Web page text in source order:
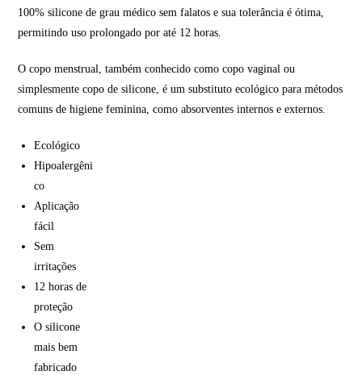
100% silicone de grau médico sem falatos e sua tolerância é ótima,
permitindo uso prolongado por até 12 horas.
O copo menstrual, também conhecido como copo vaginal ou
simplesmente copo de silicone, é um substituto ecológico para métodos
comuns de higiene feminina, como absorventes internos e externos.
Ecológico
Hipoalergêni
co
Aplicação
fácil
Sem
irritações
12 horas de
proteção
O silicone
mais bem
fabricado